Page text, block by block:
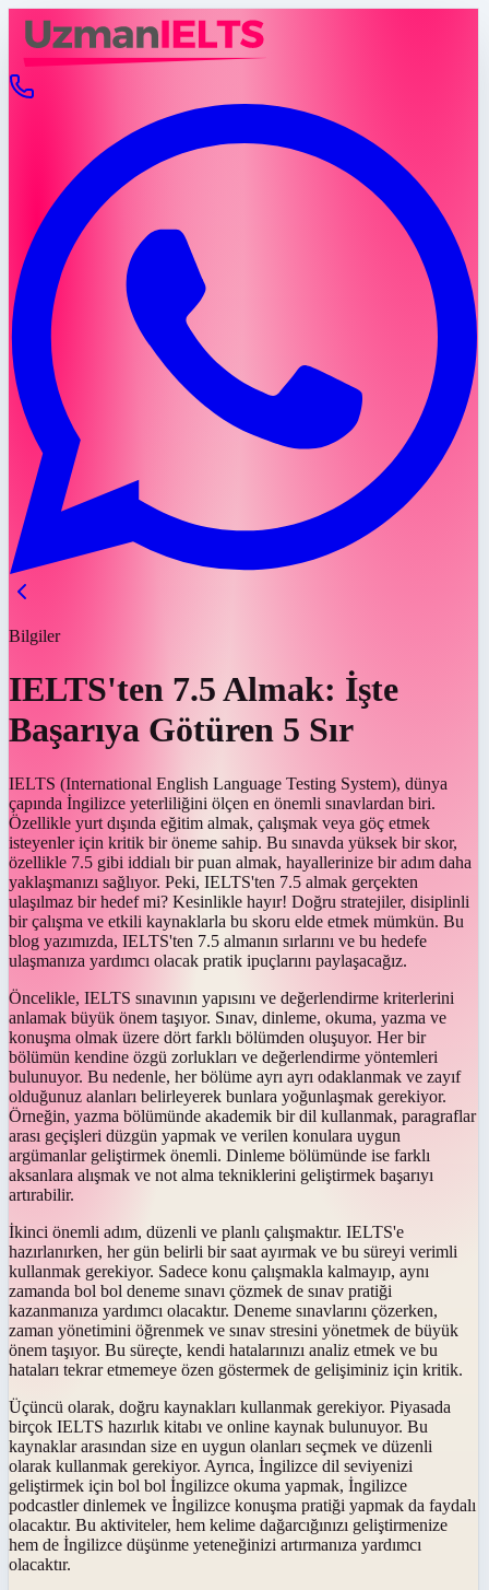
Bilgiler
IELTS'ten 7.5 Almak: İşte
Başarıya Götüren 5 Sır
IELTS (International English Language Testing System), dünya
çapında İngilizce yeterliliğini ölçen en önemli sınavlardan biri.
Özellikle yurt dışında eğitim almak, çalışmak veya göç etmek
isteyenler için kritik bir öneme sahip. Bu sınavda yüksek bir skor,
özellikle 7.5 gibi iddialı bir puan almak, hayallerinize bir adım daha
yaklaşmanızı sağlıyor. Peki, IELTS'ten 7.5 almak gerçekten
ulaşılmaz bir hedef mi? Kesinlikle hayır! Doğru stratejiler, disiplinli
bir çalışma ve etkili kaynaklarla bu skoru elde etmek mümkün. Bu
blog yazımızda, IELTS'ten 7.5 almanın sırlarını ve bu hedefe
ulaşmanıza yardımcı olacak pratik ipuçlarını paylaşacağız.
Öncelikle, IELTS sınavının yapısını ve değerlendirme kriterlerini
anlamak büyük önem taşıyor. Sınav, dinleme, okuma, yazma ve
konuşma olmak üzere dört farklı bölümden oluşuyor. Her bir
bölümün kendine özgü zorlukları ve değerlendirme yöntemleri
bulunuyor. Bu nedenle, her bölüme ayrı ayrı odaklanmak ve zayıf
olduğunuz alanları belirleyerek bunlara yoğunlaşmak gerekiyor.
Örneğin, yazma bölümünde akademik bir dil kullanmak, paragraflar
arası geçişleri düzgün yapmak ve verilen konulara uygun
argümanlar geliştirmek önemli. Dinleme bölümünde ise farklı
aksanlara alışmak ve not alma tekniklerini geliştirmek başarıyı
artırabilir.
İkinci önemli adım, düzenli ve planlı çalışmaktır. IELTS'e
hazırlanırken, her gün belirli bir saat ayırmak ve bu süreyi verimli
kullanmak gerekiyor. Sadece konu çalışmakla kalmayıp, aynı
zamanda bol bol deneme sınavı çözmek de sınav pratiği
kazanmanıza yardımcı olacaktır. Deneme sınavlarını çözerken,
zaman yönetimini öğrenmek ve sınav stresini yönetmek de büyük
önem taşıyor. Bu süreçte, kendi hatalarınızı analiz etmek ve bu
hataları tekrar etmemeye özen göstermek de gelişiminiz için kritik.
Üçüncü olarak, doğru kaynakları kullanmak gerekiyor. Piyasada
birçok IELTS hazırlık kitabı ve online kaynak bulunuyor. Bu
kaynaklar arasından size en uygun olanları seçmek ve düzenli
olarak kullanmak gerekiyor. Ayrıca, İngilizce dil seviyenizi
geliştirmek için bol bol İngilizce okuma yapmak, İngilizce
podcastler dinlemek ve İngilizce konuşma pratiği yapmak da faydalı
olacaktır. Bu aktiviteler, hem kelime dağarcığınızı geliştirmenize
hem de İngilizce düşünme yeteneğinizi artırmanıza yardımcı
olacaktır.